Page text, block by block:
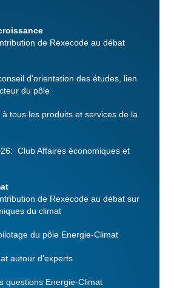
de Rexecode au débat
d'orientation des études, lien
du pôle
à tous les produits et services de la
Club Affaires économiques et
de Rexecode au débat sur
du climat
du pôle Energie-Climat
autour d'experts
questions Energie-Climat